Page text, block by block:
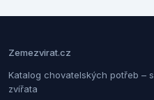
Zemezvirat.cz
Katalog chovatelských potřeb –
zvířata